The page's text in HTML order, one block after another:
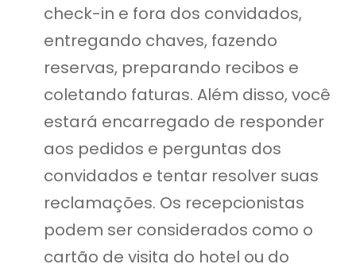
check-in e fora dos convidados,
entregando chaves, fazendo
reservas, preparando recibos e
coletando faturas. Além disso, você
estará encarregado de responder
aos pedidos e perguntas dos
convidados e tentar resolver suas
reclamações. Os recepcionistas
podem ser considerados como o
cartão de visita do hotel ou do